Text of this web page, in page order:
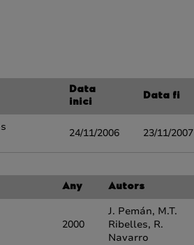
Data
inici
Data fi
24/11/2006 23/11/2007
Any Autors
2000
J. Pemán, M.T.
Ribelles, R.
Navarro